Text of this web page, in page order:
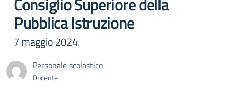
Pubblica Istruzione
7 maggio 2024.
Personale scolastico
Docente